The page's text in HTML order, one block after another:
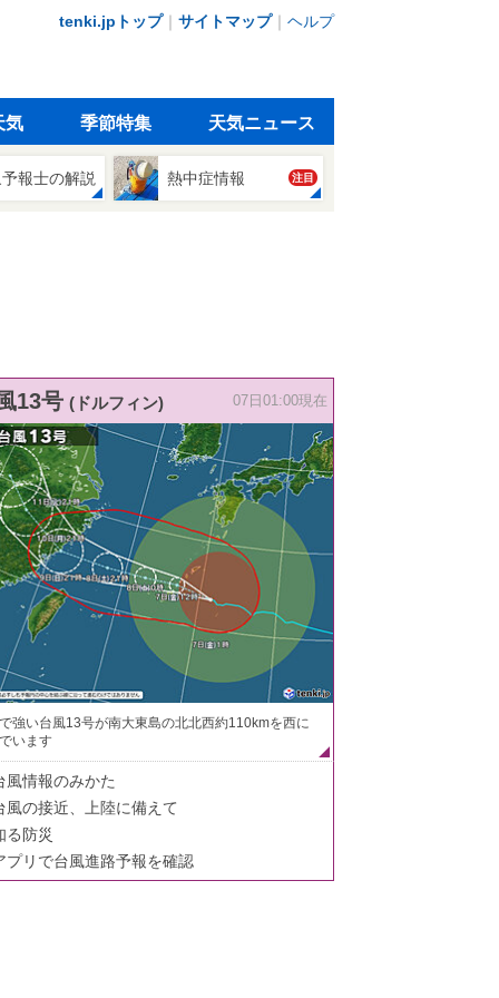
tenki.jpトップ｜ サイトマップ｜ ヘルプ
気 季節特集 天気ニュース
報士の解説 熱中症情報 注目
13号 (ドルフィン) 07日01:00現在
強い台風13号が南大東島の北北西約110kmを西に
います
風情報のみかた
風の接近、上陸に備えて
る防災
プリで台風進路予報を確認